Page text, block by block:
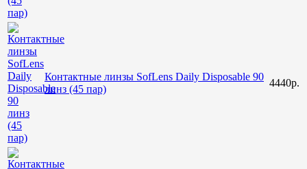
Контактные линзы SofLens Daily Disposable 90
линз (45 пар)
4440р.